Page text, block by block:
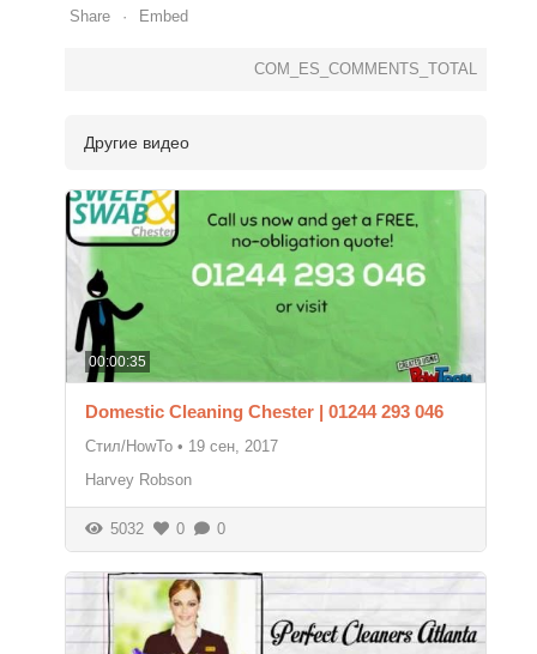
Share Embed
COM_ES_COMMENTS_TOTAL
Другие видео
00:00:35
Domestic Cleaning Chester | 01244 293 046
Стил/HowTo • 19 сен, 2017
Harvey Robson
5032 0 0